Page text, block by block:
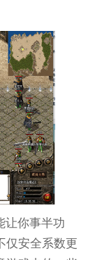
让你事半功
仅安全系数更